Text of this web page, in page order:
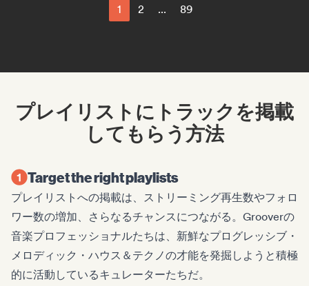
1 2 ... 89
プレイリストにトラックを掲載
してもらう方法
Target the right playlists
プレイリストへの掲載は、ストリーミング再生数やフォロ
ワー数の増加、さらなるチャンスにつながる。Grooverの
音楽プロフェッショナルたちは、新鮮なプログレッシブ・
メロディック・ハウス＆テクノの才能を発掘しようと積極
的に活動しているキュレーターたちだ。